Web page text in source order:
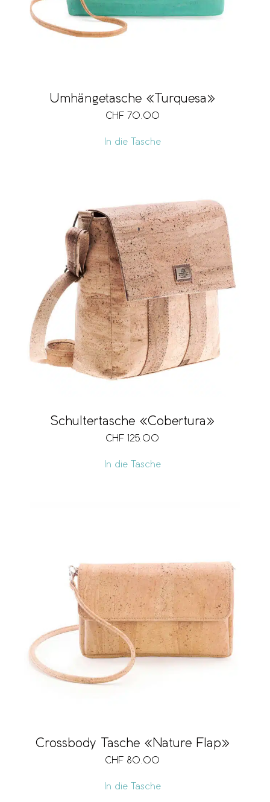
Umhängetasche «Turquesa»
CHF 70.00
In die Tasche
Schultertasche «Cobertura»
CHF 125.00
In die Tasche
Crossbody Tasche «Nature Flap»
CHF 80.00
In die Tasche